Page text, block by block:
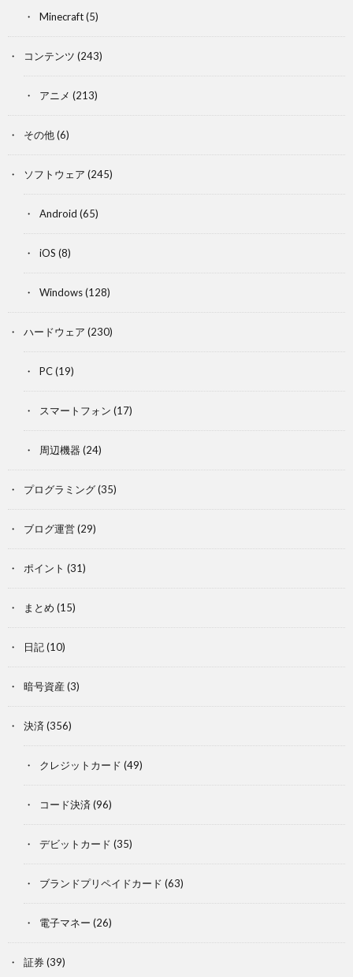
Minecraft(5)
コンテンツ (243)
アニメ (213)
その他(6)
ソフトウェア (245)
Android (65)
iOS (8)
Windows(128)
ハードウェア (230)
PC(19)
スマートフォン (17)
周辺機器 (24)
プログラミング(35)
ブログ運営(29)
ポイント (31)
まとめ (15)
日記(10)
暗号資産 (3)
決済 (356)
クレジットカード (49)
コード決済 (96)
デビットカード (35)
ブランドプリペイドカード (63)
電子マネー (26)
証券(39)